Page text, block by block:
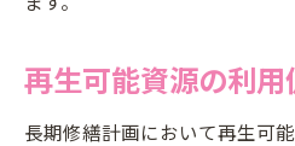
再生可能資源の利用
長期修繕計画において再生可